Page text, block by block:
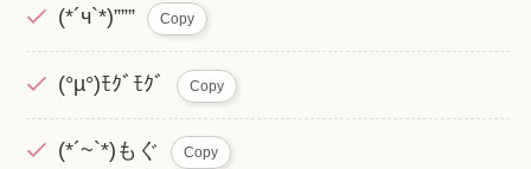
(*´ч`*)””” Copy
(°µ°)ﾓｸﾞﾓｸﾞ Copy
(*´~`*)もぐ Copy